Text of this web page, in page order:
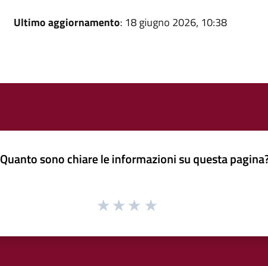
Ultimo aggiornamento: 18 giugno 2026, 10:38
Quanto sono chiare le informazioni su questa